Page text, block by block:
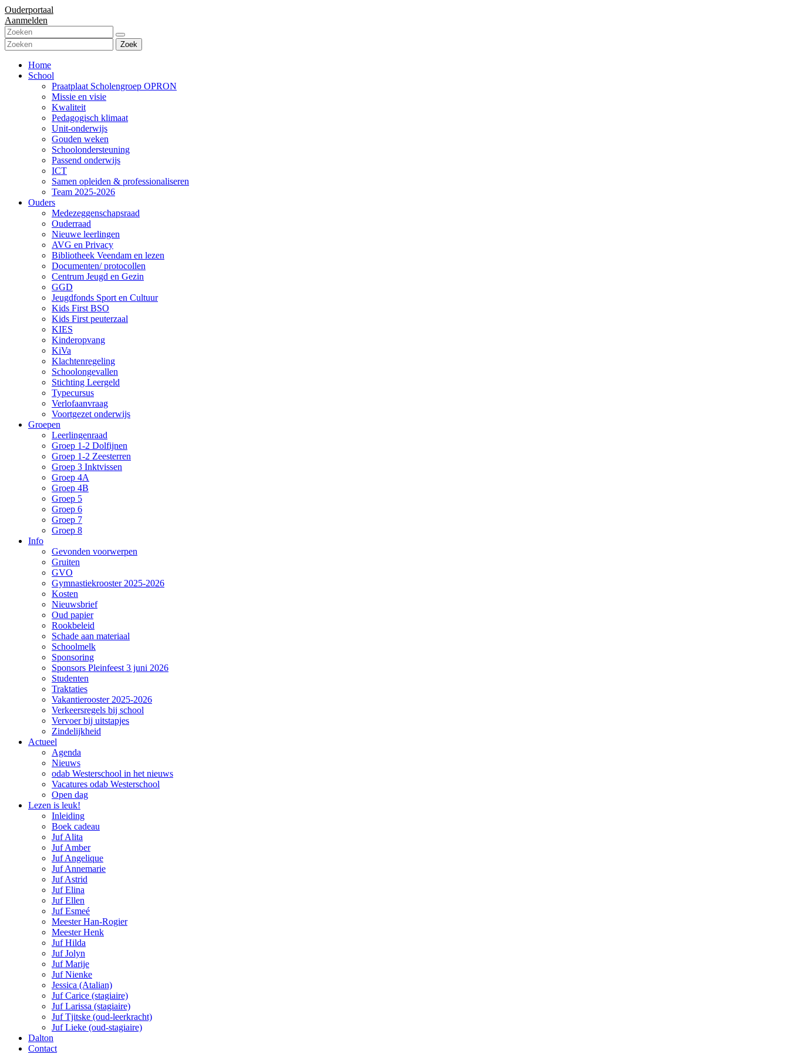
Ouderportaal
Aanmelden
Zoek
Home
School
Praatplaat Scholengroep OPRON
Missie en visie
Kwaliteit
Pedagogisch klimaat
Unit-onderwijs
Gouden weken
Schoolondersteuning
Passend onderwijs
ICT
Samen opleiden & professionaliseren
Team 2025-2026
Ouders
Medezeggenschapsraad
Ouderraad
Nieuwe leerlingen
AVG en Privacy
Bibliotheek Veendam en lezen
Documenten/ protocollen
Centrum Jeugd en Gezin
GGD
Jeugdfonds Sport en Cultuur
Kids First BSO
Kids First peuterzaal
KIES
Kinderopvang
KiVa
Klachtenregeling
Schoolongevallen
Stichting Leergeld
Typecursus
Verlofaanvraag
Voortgezet onderwijs
Groepen
Leerlingenraad
Groep 1-2 Dolfijnen
Groep 1-2 Zeesterren
Groep 3 Inktvissen
Groep 4A
Groep 4B
Groep 5
Groep 6
Groep 7
Groep 8
Info
Gevonden voorwerpen
Gruiten
GVO
Gymnastiekrooster 2025-2026
Kosten
Nieuwsbrief
Oud papier
Rookbeleid
Schade aan materiaal
Schoolmelk
Sponsoring
Sponsors Pleinfeest 3 juni 2026
Studenten
Traktaties
Vakantierooster 2025-2026
Verkeersregels bij school
Vervoer bij uitstapjes
Zindelijkheid
Actueel
Agenda
Nieuws
odab Westerschool in het nieuws
Vacatures odab Westerschool
Open dag
Lezen is leuk!
Inleiding
Boek cadeau
Juf Alita
Juf Amber
Juf Angelique
Juf Annemarie
Juf Astrid
Juf Elina
Juf Ellen
Juf Esmeé
Meester Han-Rogier
Meester Henk
Juf Hilda
Juf Jolyn
Juf Marije
Juf Nienke
Jessica (Atalian)
Juf Carice (stagiaire)
Juf Larissa (stagiaire)
Juf Tjitske (oud-leerkracht)
Juf Lieke (oud-stagiaire)
Dalton
Contact